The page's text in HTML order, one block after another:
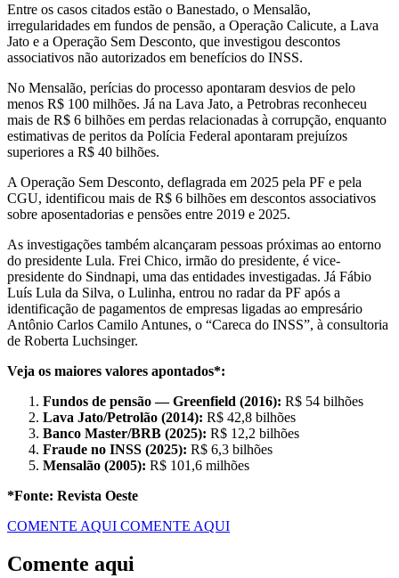
Entre os casos citados estão o Banestado, o Mensalão,
irregularidades em fundos de pensão, a Operação Calicute, a Lava
Jato e a Operação Sem Desconto, que investigou descontos
associativos não autorizados em benefícios do INSS.
No Mensalão, perícias do processo apontaram desvios de pelo
menos R$ 100 milhões. Já na Lava Jato, a Petrobras reconheceu
mais de R$ 6 bilhões em perdas relacionadas à corrupção, enquanto
estimativas de peritos da Polícia Federal apontaram prejuízos
superiores a R$ 40 bilhões.
A Operação Sem Desconto, deflagrada em 2025 pela PF e pela
CGU, identificou mais de R$ 6 bilhões em descontos associativos
sobre aposentadorias e pensões entre 2019 e 2025.
As investigações também alcançaram pessoas próximas ao entorno
do presidente Lula. Frei Chico, irmão do presidente, é vice-
presidente do Sindnapi, uma das entidades investigadas. Já Fábio
Luís Lula da Silva, o Lulinha, entrou no radar da PF após a
identificação de pagamentos de empresas ligadas ao empresário
Antônio Carlos Camilo Antunes, o “Careca do INSS”, à consultoria
de Roberta Luchsinger.
Veja os maiores valores apontados*:
Fundos de pensão — Greenfield (2016): R$ 54 bilhões
Lava Jato/Petrolão (2014): R$ 42,8 bilhões
Banco Master/BRB (2025): R$ 12,2 bilhões
Fraude no INSS (2025): R$ 6,3 bilhões
Mensalão (2005): R$ 101,6 milhões
*Fonte: Revista Oeste
COMENTE AQUI COMENTE AQUI
Comente aqui